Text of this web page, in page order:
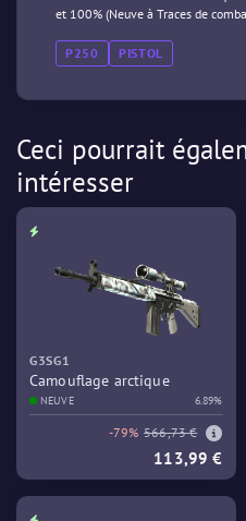
et 100% (Neuve à Traces de
P250 PISTOL
Ceci pourrait
intéresser
G3SG1
Camouflage arctique
NEUVE 6.89%
-79% 566,73 €
113,99 €